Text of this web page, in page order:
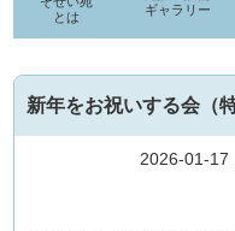
とは
ギャラリー
新年をお祝いする会（
2026-01-17